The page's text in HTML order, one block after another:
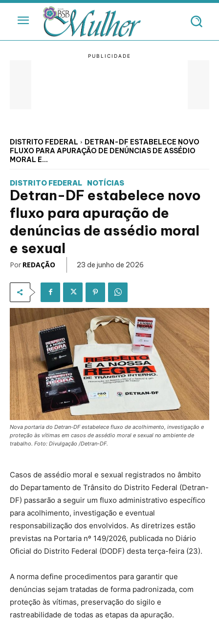
DISTRITO FEDERAL
DETRAN-DF ESTABELECE NOVO
FLUXO PARA APURAÇÃO DE DENÚNCIAS DE ASSÉDIO
MORAL E...
DISTRITO FEDERAL NOTÍCIAS
Detran-DF estabelece novo
fluxo para apuração de
denúncias de assédio moral
e sexual
Por REDAÇÃO 23 de junho de 2026
Nova portaria do Detran-DF estabelece fluxo de acolhimento, investigação e
proteção às vítimas em casos de assédio moral e sexual no ambiente de
trabalho. Foto: Divulgação /Detran-DF.
Casos de assédio moral e sexual registrados no âmbito
do Departamento de Trânsito do Distrito Federal (Detran-
DF) passarão a seguir um fluxo administrativo específico
para acolhimento, investigação e eventual
responsabilização dos envolvidos. As diretrizes estão
previstas na Portaria nº 149/2026, publicada no Diário
Oficial do Distrito Federal (DODF) desta terça-feira (23).
A norma define procedimentos para garantir que
denúncias sejam tratadas de forma padronizada, com
proteção às vítimas, preservação do sigilo e
rastreabilidade de todas as etapas da apuração.